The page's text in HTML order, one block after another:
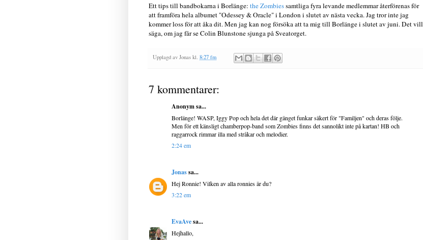
Ett tips till bandbokarna i Borlänge: the Zombiessamtliga fyra levande medlemmar återförenas för
att framföra hela albumet "Odessey & Oracle" i London i slutet av nästa vecka. Jag tror inte jag
kommer loss för att åka dit. Men jag kan nog försöka att ta mig till Borlänge i slutet av juni. Det vill
säga, om jag får se Colin Blunstone sjunga på Sveatorget.
Upplagd av Jonas kl. 8:27 fm
7 kommentarer:
Anonym sa...
Borlänge! WASP, Iggy Pop och hela det där gänget funkar säkert för "Familjen" och deras följe.
Men för ett känsligt chamberpop-band som Zombies finns det sannolikt inte på kartan! HB och
raggarrock rimmar illa med stråkar och melodier.
2:24 em
Jonassa...
Hej Ronnie! Vilken av alla ronnies är du?
3:22 em
EvaAvesa...
Hejhallo,